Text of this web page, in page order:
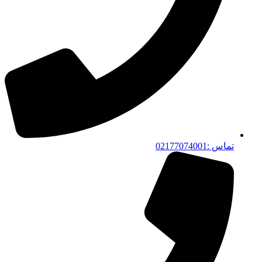
تماس :02177074001